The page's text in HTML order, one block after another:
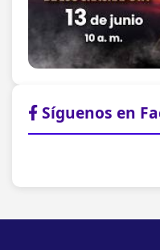
Síguenos en